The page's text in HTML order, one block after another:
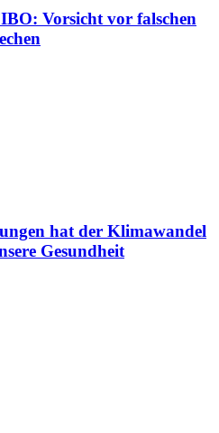
Vorsicht vor falschen
hat der Klimawandel
Gesundheit